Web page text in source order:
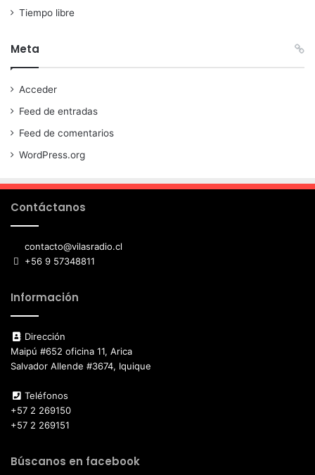
Tiempo libre
Meta
Acceder
Feed de entradas
Feed de comentarios
WordPress.org
Contáctanos
contacto@vilasradio.cl
+56 9 57348811
Información
Dirección
Maipú #652 oficina 11, Arica
Salvador Allende #3674, Iquique
Teléfonos
+57 2 269150
+57 2 269151
Búscanos en facebook